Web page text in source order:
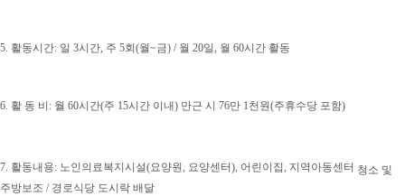
5. 활동시간: 일 3시간, 주 5회 (월~금) / 월 20일, 월 60시간 활동
6. 활 동 비 : 월 60시간(주 15시간 이내) 만근 시 76만 1천원(주휴수당 포함)
7. 활동내용: 노인의료복지시설(요양원, 요양센터), 어린이집, 지역아동센터 청소 및
주방보조 /경로식당 도시락 배달